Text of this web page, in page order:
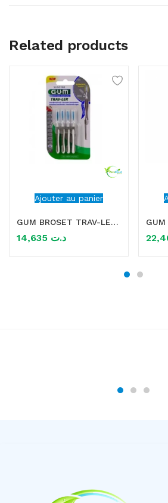
Related products
Ajouter au panier
GUM BROSET TRAV-LER CYLINDRIQUE 2MM
د.ت